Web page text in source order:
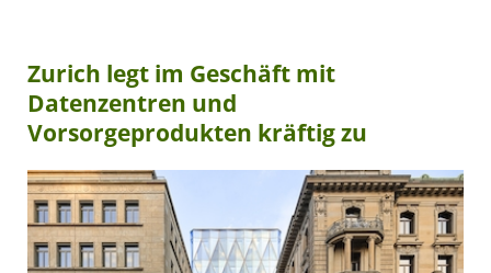
Zurich legt im Geschäft mit
Datenzentren und
Vorsorgeprodukten kräftig zu